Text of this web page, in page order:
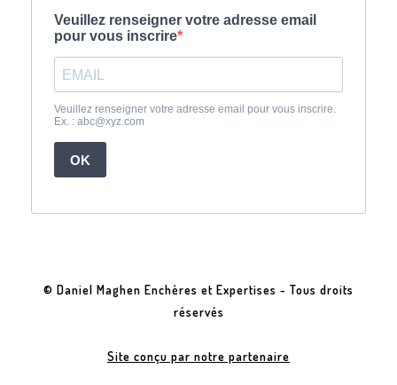
© Daniel Maghen Enchères et Expertises - Tous droits
réservés
Site conçu par notre partenaire